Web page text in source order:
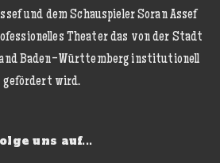
und dem Schauspieler Soran Assef
Theater das von der Stadt
Baden-Württemberg institutionell
gefördert wird.
uns auf...